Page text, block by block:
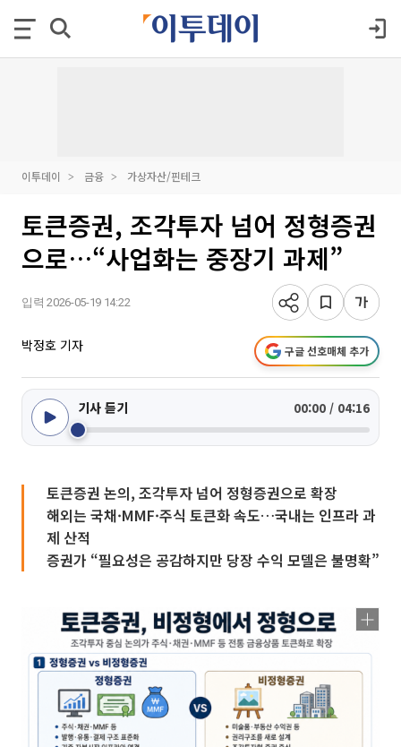
이투데이 금융 가상자산/핀테크
토큰증권, 조각투자 넘어 정형증권
으로…“사업화는 중장기 과제”
입력 2026-05-19 14:22
박정호 기자 구글 선호매체 추가
기사 듣기 00:00 / 04:16
토큰증권 논의, 조각투자 넘어 정형증권으로 확장
해외는 국채·MMF·주식 토큰화 속도…국내는 인프라 과
제 산적
증권가 “필요성은 공감하지만 당장 수익 모델은 불명확”